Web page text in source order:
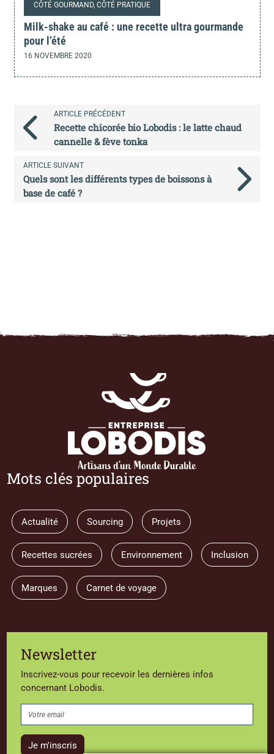
CÔTÉ GOURMAND, CÔTÉ PRATIQUE
Milk-shake au café : une recette ultra gourmande
pour l’été
16 NOVEMBRE 2020
ARTICLE PRÉCÉDENT
Recette chicorée bio Lobodis : le latte chaud
cannelle & fève tonka
ARTICLE SUIVANT
Quels sont les différents types de boissons à
base de café ?
Mots clés populaires
Actualité Sourcing Projets
Recettes sucrées Environnement Inclusion
Marques Carnet de voyage
Newsletter
Inscrivez-vous pour recevoir les dernières infos
concernant Lobodis.
Je m'inscris